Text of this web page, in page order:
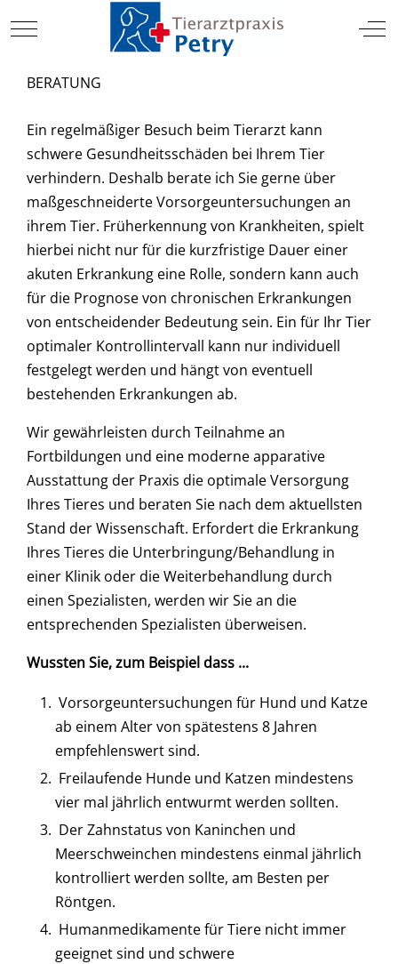
Mobile Menu Toggle
BERATUNG
Ein regelmäßiger Besuch beim Tierarzt kann
schwere Gesundheitsschäden bei Ihrem Tier
verhindern. Deshalb berate ich Sie gerne über
maßgeschneiderte Vorsorgeuntersuchungen an
ihrem Tier. Früherkennung von Krankheiten, spielt
hierbei nicht nur für die kurzfristige Dauer einer
akuten Erkrankung eine Rolle, sondern kann auch
für die Prognose von chronischen Erkrankungen
von entscheidender Bedeutung sein. Ein für Ihr Tier
optimaler Kontrollintervall kann nur individuell
festgelegt werden und hängt von eventuell
bestehenden Erkrankungen ab.
Wir gewährleisten durch Teilnahme an
Fortbildungen und eine moderne apparative
Ausstattung der Praxis die optimale Versorgung
Ihres Tieres und beraten Sie nach dem aktuellsten
Stand der Wissenschaft. Erfordert die Erkrankung
Ihres Tieres die Unterbringung/Behandlung in
einer Klinik oder die Weiterbehandlung durch
einen Spezialisten, werden wir Sie an die
entsprechenden Spezialisten überweisen.
Wussten Sie, zum Beispiel dass ...
Vorsorgeuntersuchungen für Hund und Katze
ab einem Alter von spätestens 8 Jahren
empfehlenswert sind.
Freilaufende Hunde und Katzen mindestens
vier mal jährlich entwurmt werden sollten.
Der Zahnstatus von Kaninchen und
Meerschweinchen mindestens einmal jährlich
kontrolliert werden sollte, am Besten per
Röntgen.
Humanmedikamente für Tiere nicht immer
geeignet sind und schwere